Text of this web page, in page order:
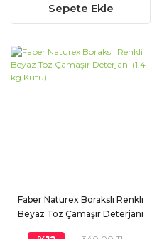
Sepete Ekle
Faber Naturex Borakslı Renkli
Beyaz Toz Çamaşır Deterjanı